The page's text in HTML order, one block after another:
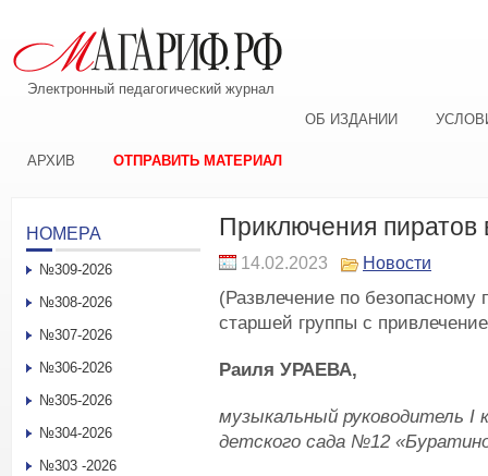
Электронный педагогический журнал
ОБ ИЗДАНИИ
АРХИВ ОТПРАВИТЬ МАТЕРИАЛ
Приключения пиратов
14.02.2023 Новости
(Развлечение по безопасному
старшей группы с
Раиля УРАЕВА,
музыкальный руководитель I
детского сада №12
НОМЕРА
№309-2026
№308-2026
№307-2026
№306-2026
№305-2026
№304-2026
№303 -2026